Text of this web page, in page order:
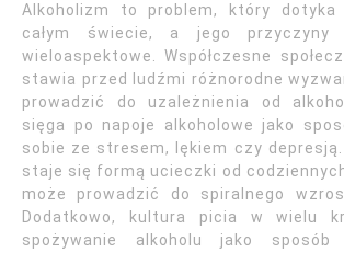
Alkoholizm to problem, który
całym świecie, a jego
wieloaspektowe. Współczesne
stawia przed ludźmi różnorodne
prowadzić do uzależnienia od
sięga po napoje alkoholowe jako
sobie ze stresem, lękiem czy depresją.
staje się formą ucieczki od
może prowadzić do spiralnego
Dodatkowo, kultura picia w wielu
spożywanie alkoholu jako